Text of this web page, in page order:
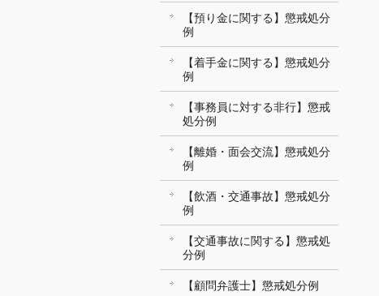
【預り金に関する】懲戒処分
例
【着手金に関する】懲戒処分
例
【事務員に対する非行】懲戒
処分例
【離婚・面会交流】懲戒処分
例
【飲酒・交通事故】懲戒処分
例
【交通事故に関する】懲戒処
分例
【顧問弁護士】懲戒処分例